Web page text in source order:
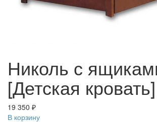
Николь с
[Детская кровать]
19 350 ₽
В корзину